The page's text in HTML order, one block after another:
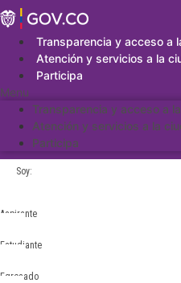
Saltar
al
contenidoTransparencia y acceso a
Atención y servicios a la
Participa
Menu
Transparencia y acceso a
Atención y servicios a la
Participa
Soy:
Aspirante
Estudiante
Egresado